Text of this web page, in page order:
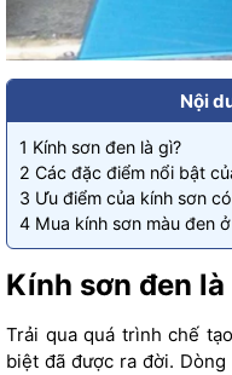
Nội
1 Kính sơn đen là gì?
2 Các đặc điểm nổi bật
3 Ưu điểm của kính sơn
4 Mua kính sơn màu đen
Kính sơn đen là
Trải qua quá trình chế
biệt đã được ra đời.